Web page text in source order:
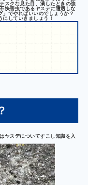
スクな見た目、潰したときの強
快害虫であるヤスデに遭遇しな
でやればいいのでしょうか？
していきましょう！
ヤスデについてすこし知識を入